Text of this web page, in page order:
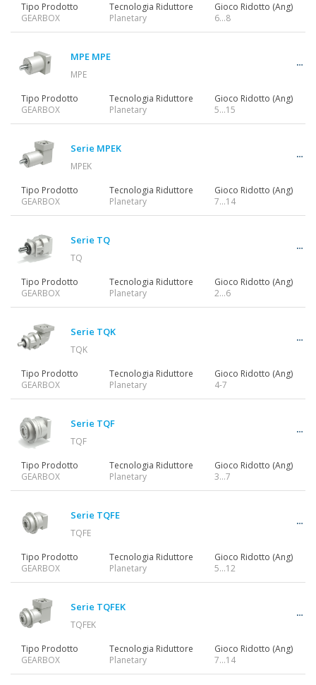
Motoriduttori
Motori
Inverter
Accessori
Altre Serie
Tipo Prodotto
GEARBOX
Tecnologia Riduttore
Planetary
Gioco Ridotto (Ang)
6…8
MPE MPE
MPE
Tipo Prodotto
GEARBOX
Tecnologia Riduttore
Planetary
Gioco Ridotto (Ang)
5...15
Serie MPEK
MPEK
Tipo Prodotto
GEARBOX
Tecnologia Riduttore
Planetary
Gioco Ridotto (Ang)
7...14
Serie TQ
TQ
Tipo Prodotto
GEARBOX
Tecnologia Riduttore
Planetary
Gioco Ridotto (Ang)
2…6
Serie TQK
TQK
Tipo Prodotto
GEARBOX
Tecnologia Riduttore
Planetary
Gioco Ridotto (Ang)
4-7
Serie TQF
TQF
Tipo Prodotto
GEARBOX
Tecnologia Riduttore
Planetary
Gioco Ridotto (Ang)
3…7
Serie TQFE
TQFE
Tipo Prodotto
GEARBOX
Tecnologia Riduttore
Planetary
Gioco Ridotto (Ang)
5…12
Serie TQFEK
TQFEK
Tipo Prodotto
GEARBOX
Tecnologia Riduttore
Planetary
Gioco Ridotto (Ang)
7…14